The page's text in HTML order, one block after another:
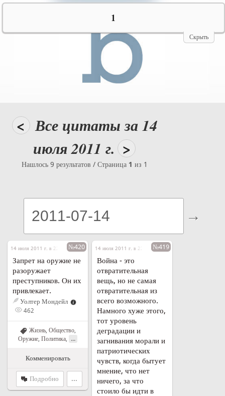
< Все цитаты за 14
июля 2011 г. >
Нашлось 9 результатов / Страница 1 из 1
14 июля 2011 г. в 22:03 №420
Запрет на оружие не
разоружает
преступников. Он их
привлекает.
Уолтер Мондейл
462
Жизнь, Общество,
Оружие Политика ...
Комменировать
Подробно ...
14 июля 2011 г. в 22:02 №419
Война - это
отвратительная
вещь, но не самая
отвратительная из
всего возможного.
Намного хуже этого,
тот уровень
деградации и
загнивания морали и
патриотических
чувств, когда бытует
мнение, что нет
ничего, за что
стоило бы идти в
Скрыть
1